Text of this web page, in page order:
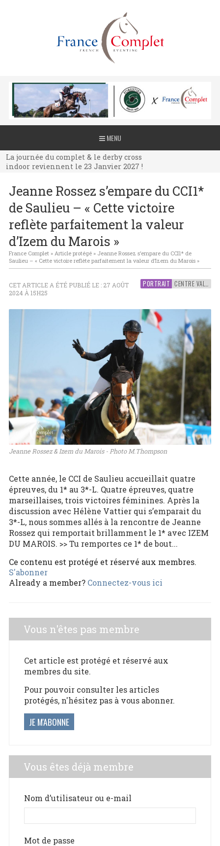
MENU
La journée du complet & le derby cross
indoor reviennent le 23 Janvier 2027 !
La journée du complet & le derby cross
indoor reviennent le 23 Janvier 2027 !
indoor reviennent le 23 Janvier 2027 !
Jeanne Rossez s’empare du CCI1*
de Saulieu – « Cette victoire
reflète parfaitement la valeur
d’Izem du Marois »
France Complet» Article protégé» Jeanne Rossez s’empare du CCI1* de
Saulieu – « Cette victoire reflète parfaitement la valeur d’Izem du Marois »
PORTRAIT CENTRE VAL-DE-LOIRE
CET ARTICLE A ÉTÉ PUBLIÉ LE : 27 AOÛT
2024 À 15H25
Jeanne Rossez & Izem du Marois - Photo M.Thompson
Cette année, le CCI de Saulieu accueillait quatre
épreuves, du 1* au 3*-L. Quatre épreuves, quatre
marseillaises, trois victoires féminines. Après la
discussion avec Hélène Vattier qui s’emparait du
3*-L, nous sommes allés à la rencontre de Jeanne
Rossez qui remportait brillamment le 1* avec IZEM
DU MAROIS. >> Tu remportes ce 1* de bout...
Ce contenu est protégé et réservé aux membres.
S'abonner
Already a member? Connectez-vous ici
Vous n'êtes pas membre
Cet article est protégé et réservé aux
membres du site.
Pour pouvoir consulter les articles
protégés, n'hésitez pas à vous abonner.
JE M'ABONNE
Vous êtes déjà membre
Nom d’utilisateur ou e-mail
Mot de passe